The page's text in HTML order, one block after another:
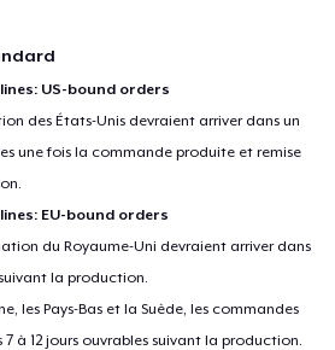
US-bound orders
des États-Unis devraient arriver dans un
une fois la commande produite et remise
EU-bound orders
du Royaume-Uni devraient arriver dans
la production.
les Pays-Bas et la Suède, les commandes
à 12 jours ouvrables suivant la production.